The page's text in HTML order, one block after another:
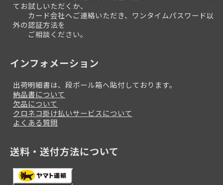
てお試しいただくか、
カード会社へご連絡いただき、ワンタイムパスワード以
外の認証方法を
ご相談ください。
インフォメーション
出荷明細書は、段ボール箱へ貼付しております。
納品書について
欠品について
クロネコ掛け払いサービスについて
よくある質問
送料・送付方法について